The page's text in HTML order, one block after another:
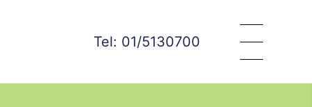
Tel: 01/5130700